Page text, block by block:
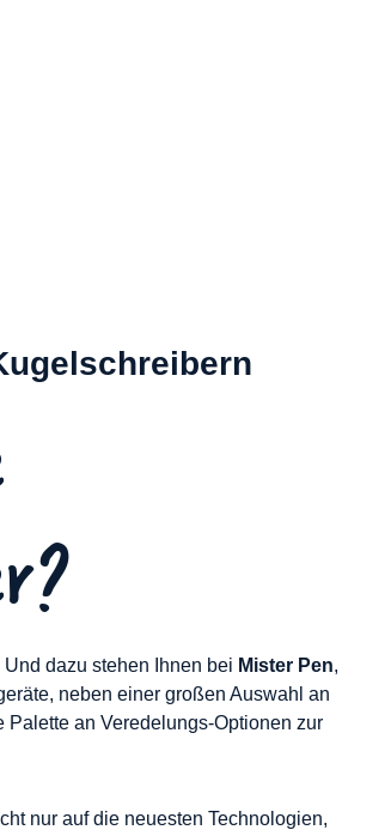
Und dazu stehen Ihnen bei Mister Pen,
neben einer großen Auswahl an
an Veredelungs-Optionen zur
nur auf die neuesten Technologien,